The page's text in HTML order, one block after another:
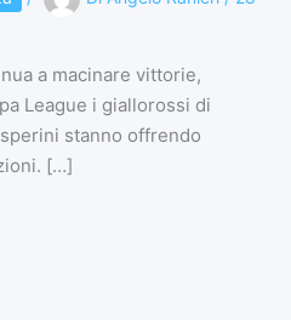
a macinare vittorie,
League i giallorossi di
stanno offrendo
[…]